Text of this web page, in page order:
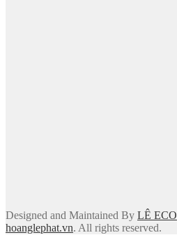
Designed and Maintained By LÊ ECO
hoanglephat.vn. All rights reserved.